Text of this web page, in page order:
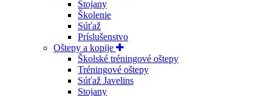
Stojany
Školenie
Súťaž
Príslušenstvo
Oštepy a kopije
Školské tréningové oštepy
Tréningové oštepy
Súťaž Javelins
Stojany